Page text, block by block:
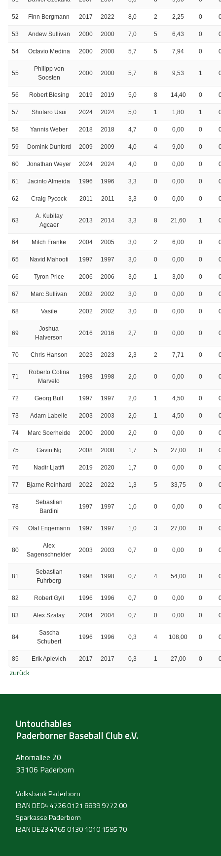
52 Finn Bergmann 2017 2022 8,0 2 2,25 0
53 Andew Sullivan 2000 2000 7,0 5 6,43 0
54 Octavio Medina 2000 2000 5,7 5 7,94 0
55
Philipp von
Soosten
2000 2000 5,7 6 9,53 1
56 Robert Blesing 2019 2019 5,0 8 14,40 0
57 Shotaro Usui 2024 2024 5,0 1 1,80 1
58 Yannis Weber 2018 2018 4,7 0 0,00 0
59 Domink Dunford 2009 2009 4,0 4 9,00 0
60 Jonathan Weyer 2024 2024 4,0 0 0,00 0
61 Jacinto Almeida 1996 1996 3,3 0 0,00 0
62 Craig Pycock 2011 2011 3,3 0 0,00 0
63
A. Kubilay
Agcaer
2013 2014 3,3 8 21,60 1
64 Mitch Franke 2004 2005 3,0 2 6,00 0
65 Navid Mahooti 1997 1997 3,0 0 0,00 0
66 Tyron Price 2006 2006 3,0 1 3,00 0
67 Marc Sullivan 2002 2002 3,0 0 0,00 0
68 Vasile 2002 2002 3,0 0 0,00 0
69
Joshua
Halverson
2016 2016 2,7 0 0,00 0
70 Chris Hanson 2023 2023 2,3 2 7,71 0
71
Roberto Colina
Marvelo
1998 1998 2,0 0 0,00 0
72 Georg Bull 1997 1997 2,0 1 4,50 0
73 Adam Labelle 2003 2003 2,0 1 4,50 0
74 Marc Soerheide 2000 2000 2,0 0 0,00 0
75 Gavin Ng 2008 2008 1,7 5 27,00 0
76 Nadir Ljatifi 2019 2020 1,7 0 0,00 0
77 Bjarne Reinhard 2022 2022 1,3 5 33,75 0
78
Sebastian
Bardini
1997 1997 1,0 0 0,00 0
79 Olaf Engemann 1997 1997 1,0 3 27,00 0
80
Alex
Sagenschneider
2003 2003 0,7 0 0,00 0
81
Sebastian
Fuhrberg
1998 1998 0,7 4 54,00 0
82 Robert Gyll 1996 1996 0,7 0 0,00 0
83 Alex Szalay 2004 2004 0,7 0 0,00 0
84
Sascha
Schubert
1996 1996 0,3 4 108,00 0
85 Erik Aplevich 2017 2017 0,3 1 27,00 0
zurück
Untouchables
Paderborner Baseball Club e.V.
Ahornallee 20
33106 Paderborn
Volksbank Paderborn
IBAN DE04 4726 0121 8839 9772 00
Sparkasse Paderborn
IBAN DE23 4765 0130 1010 1595 70